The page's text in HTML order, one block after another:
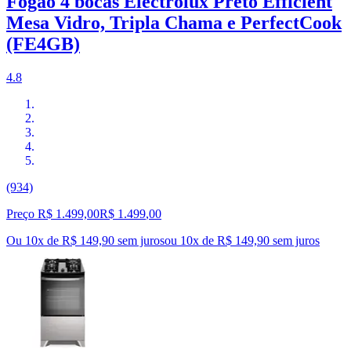
Mesa Vidro, Tripla Chama e PerfectCook
(FE4GB)
4.8
(934)
Preço R$ 1.499,00R$ 1.499,00
Ou 10x de R$ 149,90 sem jurosou 10x de R$ 149,90 sem juros